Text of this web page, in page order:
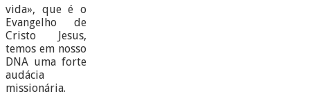
vida», que é o
Evangelho de
Cristo Jesus,
temos em nosso
DNA uma forte
audácia
missionária.